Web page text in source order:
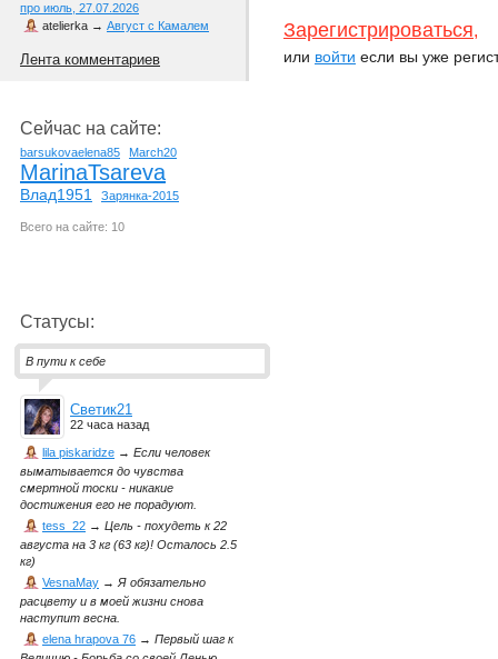
Зарегистрироваться,
или войти если вы уже
про июль, 27.07.2026
atelierka → Август с Камалем
Лента комментариев
Сейчас на сайте:
barsukovaelena85 March20
MarinaTsareva
Влад1951 Зарянка-2015
Всего на сайте: 10
Статусы:
В пути к себе
Светик21
22 часа назад
lila piskaridze → Если человек
выматывается до чувства
смертной тоски - никакие
достижения его не порадуют.
tess_22 → Цель - похудеть к 22
августа на 3 кг (63 кг)! Осталось 2.5
кг)
VesnaMay →Я обязательно
расцвету и в моей жизни снова
наступит весна.
elena hrapova 76 → Первый шаг к